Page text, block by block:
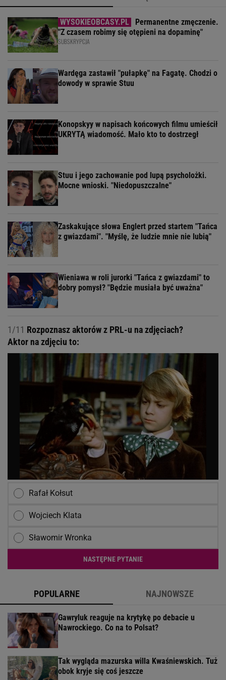
Permanentne zmęczenie.
"Z czasem robimy się otępieni na dopaminę"
SUBSKRYPCJA
Wardęga zastawił "pułapkę" na Fagatę. Chodzi o
dowody w sprawie Stuu
Konopskyy w napisach końcowych filmu umieścił
UKRYTĄ wiadomość. Mało kto to dostrzegł
Stuu i jego zachowanie pod lupą psycholożki.
Mocne wnioski. "Niedopuszczalne"
Zaskakujące słowa Englert przed startem "Tańca
z gwiazdami". "Myślę, że ludzie mnie nie lubią"
Wieniawa w roli jurorki "Tańca z gwiazdami" to
dobry pomysł? "Będzie musiała być uważna"
1/11 Rozpoznasz aktorów z PRL-u na zdjęciach?
Aktor na zdjęciu to:
Rafał Kołsut
Wojciech Klata
Sławomir Wronka
NASTĘPNE PYTANIE
POPULARNE NAJNOWSZE
Gawryluk reaguje na krytykę po debacie u
Nawrockiego. Co na to Polsat?
Tak wygląda mazurska willa Kwaśniewskich. Tuż
obok kryje się coś jeszcze